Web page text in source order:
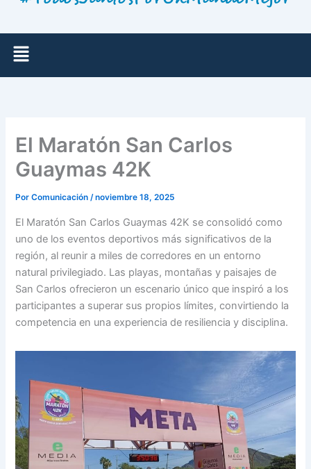
Menú
El Maratón San Carlos
Guaymas 42K
PorComunicación/noviembre 18, 2025
El Maratón San Carlos Guaymas 42K se consolidó como
uno de los eventos deportivos más significativos de la
región, al reunir a miles de corredores en un entorno
natural privilegiado. Las playas, montañas y paisajes de
San Carlos ofrecieron un escenario único que inspiró a los
participantes a superar sus propios límites, convirtiendo la
competencia en una experiencia de resiliencia y disciplina.